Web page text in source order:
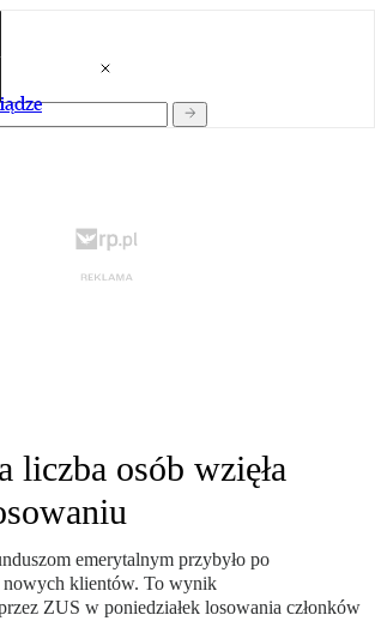
liczba osób wzięła
emerytalnym przybyło po
nowych klientów. To wynik
ZUS w poniedziałek losowania członków